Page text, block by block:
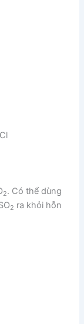
2. Có thể dùng
2 ra khỏi hỗn